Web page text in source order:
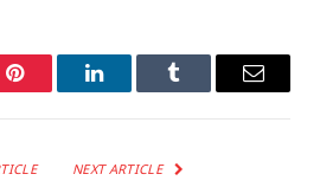
Pinterest LinkedInTumblr Email
NEXT ARTICLE